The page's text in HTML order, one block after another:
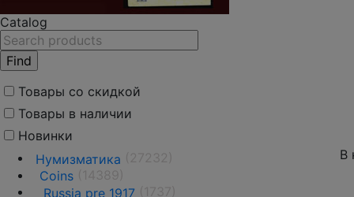
Catalog
Товары со скидкой
Товары в наличии
Новинки
Нумизматика
Coins
Russia pre 1917
В